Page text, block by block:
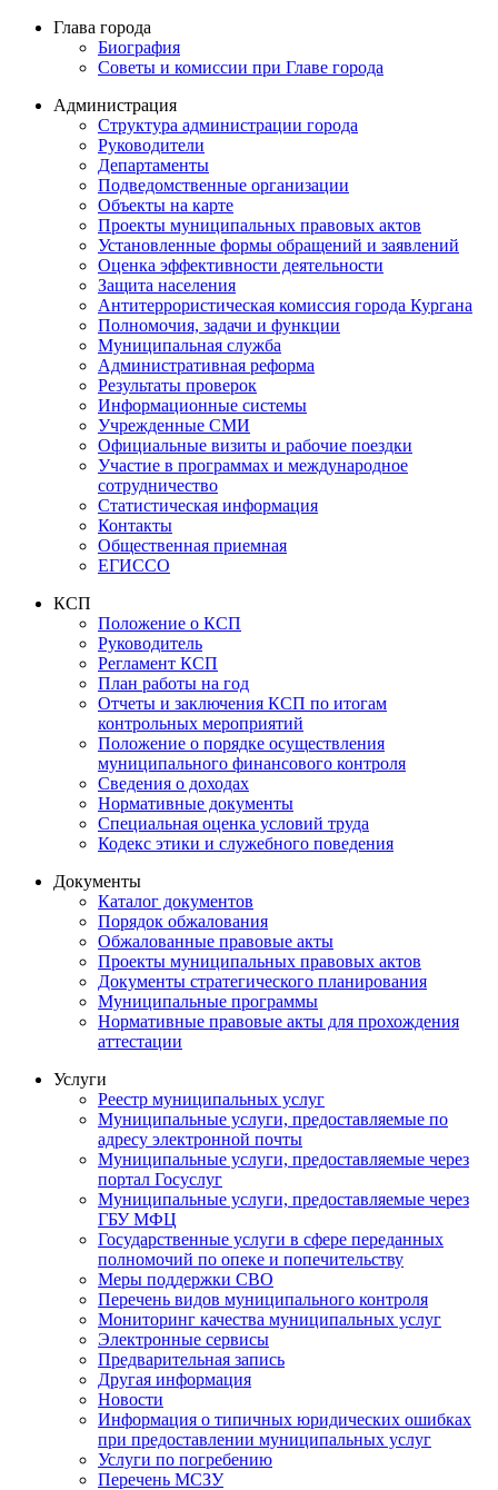
Глава города
Биография
Советы и комиссии при Главе города
Администрация
Структура администрации города
Руководители
Департаменты
Подведомственные организации
Объекты на карте
Проекты муниципальных правовых актов
Установленные формы обращений и заявлений
Оценка эффективности деятельности
Защита населения
Антитеррористическая комиссия города Кургана
Полномочия, задачи и функции
Муниципальная служба
Административная реформа
Результаты проверок
Информационные системы
Учрежденные СМИ
Официальные визиты и рабочие поездки
Участие в программах и международное
сотрудничество
Статистическая информация
Контакты
Общественная приемная
ЕГИССО
КСП
Положение о КСП
Руководитель
Регламент КСП
План работы на год
Отчеты и заключения КСП по итогам
контрольных мероприятий
Положение о порядке осуществления
муниципального финансового контроля
Сведения о доходах
Нормативные документы
Специальная оценка условий труда
Кодекс этики и служебного поведения
Документы
Каталог документов
Порядок обжалования
Обжалованные правовые акты
Проекты муниципальных правовых актов
Документы стратегического планирования
Муниципальные программы
Нормативные правовые акты для прохождения
аттестации
Услуги
Реестр муниципальных услуг
Муниципальные услуги, предоставляемые по
адресу электронной почты
Муниципальные услуги, предоставляемые через
портал Госуслуг
Муниципальные услуги, предоставляемые через
ГБУ МФЦ
Государственные услуги в сфере переданных
полномочий по опеке и попечительству
Меры поддержки СВО
Перечень видов муниципального контроля
Мониторинг качества муниципальных услуг
Электронные сервисы
Предварительная запись
Другая информация
Новости
Информация о типичных юридических ошибках
при предоставлении муниципальных услуг
Услуги по погребению
Перечень МСЗУ